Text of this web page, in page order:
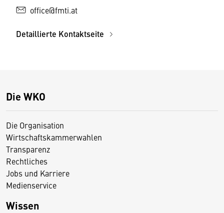
office@fmti.at
Detaillierte Kontaktseite
Die WKO
Die Organisation
Wirtschaftskammerwahlen
Transparenz
Rechtliches
Jobs und Karriere
Medienservice
Wissen